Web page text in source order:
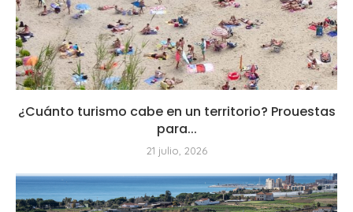
¿Cuánto turismo cabe en un territorio? Prouestas
para...
21 julio, 2026